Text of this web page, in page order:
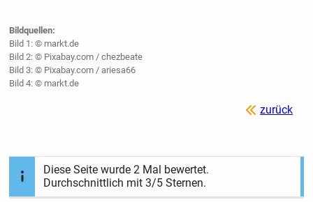
Bildquellen:
Bild 1: © markt.de
Bild 2: © Pixabay.com / chezbeate
Bild 3: © Pixabay.com / ariesa66
Bild 4: © markt.de
zurück
Diese Seite wurde2 Mal bewertet.
Durchschnittlich mit3/5 Sternen.